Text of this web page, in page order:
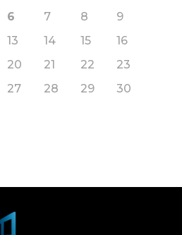
6 7 8
9
13 14 15
16
20 21 22
23
27 28 29
30